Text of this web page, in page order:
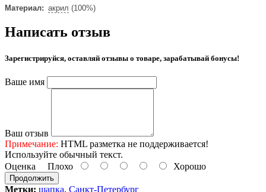
Материал: акрил (100%)
Написать отзыв
Зарегистрируйся, оставляй отзывы о товаре, зарабатывай бонусы!
Ваше имя
Ваш отзыв
Примечание: HTML разметка не поддерживается!
Используйте обычный текст.
Оценка Плохо Хорошо
Продолжить
Метки: шапка, Санкт-Петербург